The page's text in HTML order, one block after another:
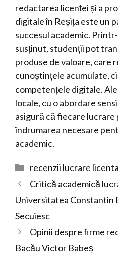
redactarea licenței și a
digitale în Reșița este un
succesul academic.
susținut, studenții pot
produse de valoare, care
cunoștințele acumulate,
competențele digitale.
locale, cu o abordare
asigură că fiecare
îndrumarea necesare
academic.
Categorii
recenzii lucrare licenta
Critică academică
Universitatea Constantin
Secuiesc
Opinii despre firme
Bacău Victor Babeș